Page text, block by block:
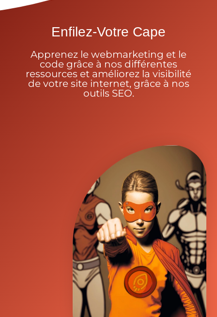
Enfilez-Votre Cape
Apprenez le webmarketing et le
code grâce à nos différentes
ressources et améliorez la visibilité
de votre site internet, grâce à nos
outils SEO.